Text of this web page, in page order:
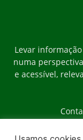
Levar
numa
e acessível,